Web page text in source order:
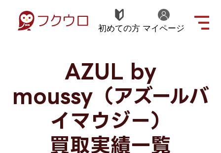
初めての方 マイページ
AZUL by
moussy（アズールバ
イマウジー）
買取実績一覧